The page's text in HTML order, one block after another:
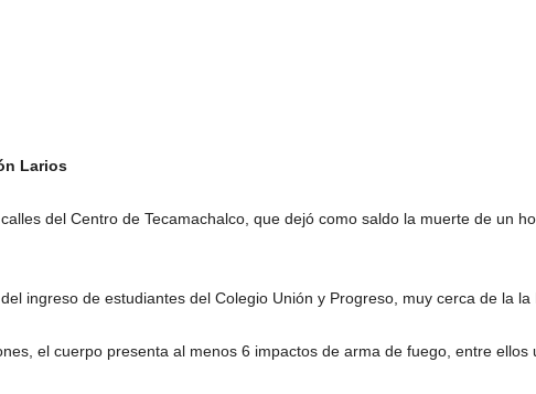
Larios
del Centro de Tecamachalco, que dejó como saldo la muerte de un
ingreso de estudiantes del Colegio Unión y Progreso, muy cerca de la la
el cuerpo presenta al menos 6 impactos de arma de fuego, entre ellos